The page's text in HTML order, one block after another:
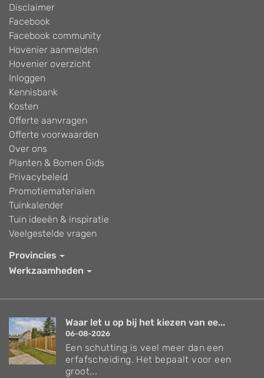
Disclaimer
Facebook
Facebook community
Hovenier aanmelden
Hovenier overzicht
Inloggen
Kennisbank
Kosten
Offerte aanvragen
Offerte voorwaarden
Over ons
Planten & Bomen Gids
Privacybeleid
Promotiematerialen
Tuinkalender
Tuin ideeën & inspiratie
Veelgestelde vragen
Provincies
Werkzaamheden
Waar let u op bij het kiezen van ee...
06-08-2026
Een schutting is veel meer dan een
erfafscheiding. Het bepaalt voor een
groot...